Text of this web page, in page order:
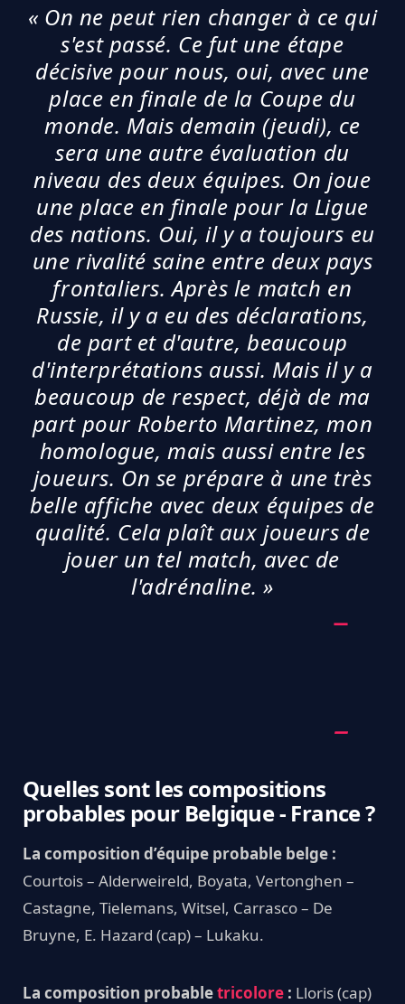
« On ne peut rien changer à ce qui
s'est passé. Ce fut une étape
décisive pour nous, oui, avec une
place en finale de la Coupe du
monde. Mais demain (jeudi), ce
sera une autre évaluation du
niveau des deux équipes. On joue
une place en finale pour la Ligue
des nations. Oui, il y a toujours eu
une rivalité saine entre deux pays
frontaliers. Après le match en
Russie, il y a eu des déclarations,
de part et d'autre, beaucoup
d'interprétations aussi. Mais il y a
beaucoup de respect, déjà de ma
part pour Roberto Martinez, mon
homologue, mais aussi entre les
joueurs. On se prépare à une très
belle affiche avec deux équipes de
qualité. Cela plaît aux joueurs de
jouer un tel match, avec de
l'adrénaline. »
Quelles sont les compositions
probables pour Belgique - France ?
La composition d’équipe probable belge :
Courtois – Alderweireld, Boyata, Vertonghen –
Castagne, Tielemans, Witsel, Carrasco – De
Bruyne, E. Hazard (cap) – Lukaku.
La composition probabletricolore : Lloris (cap)